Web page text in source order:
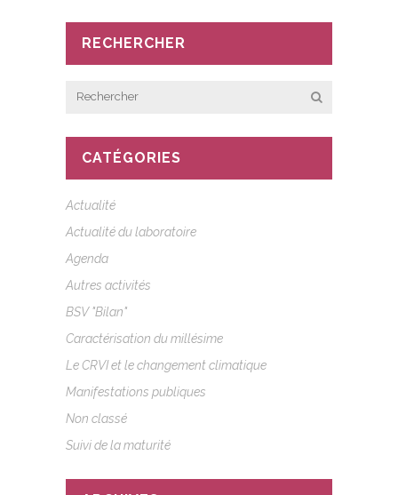
RECHERCHER
CATÉGORIES
Actualité
Actualité du laboratoire
Agenda
Autres activités
BSV "Bilan"
Caractérisation du millésime
Le CRVI et le changement climatique
Manifestations publiques
Non classé
Suivi de la maturité